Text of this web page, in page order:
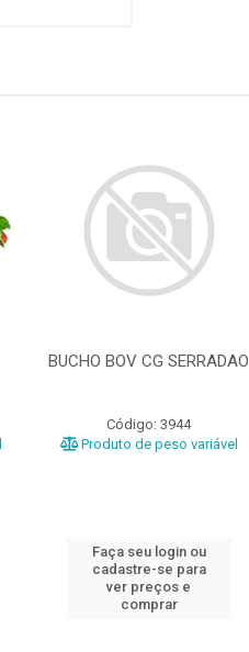
BUCHO BOV CG SERRADAO
Código: 3944
Produto de peso variável
Faça seu login ou
cadastre-se para
ver preços e
comprar